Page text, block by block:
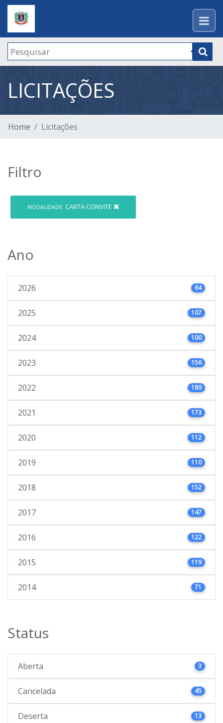
LICITAÇÕES
Home Licitações
Filtro
MODALIDADE: CARTA CONVITE
Ano
2026 64
2025 107
2024 100
2023 156
2022 189
2021 173
2020 112
2019 110
2018 152
2017 147
2016 122
2015 119
2014 71
Status
Aberta 3
Cancelada 45
Deserta 13